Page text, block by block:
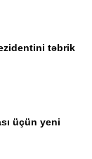
təbrik
üçün yeni